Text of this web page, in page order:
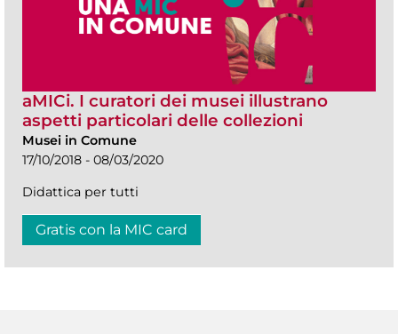
aMICi. I curatori dei musei illustrano
aspetti particolari delle collezioni
Musei in Comune
17/10/2018 - 08/03/2020
Didattica per tutti
Gratis con la MIC card